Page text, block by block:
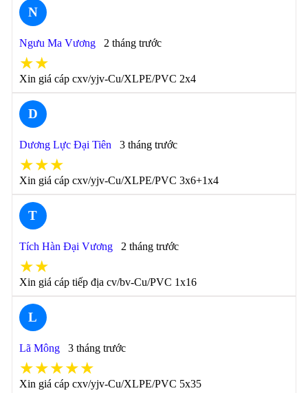
N
Ngưu Ma Vương 2 tháng trước
★★
Xin giá cáp cxv/yjv-Cu/XLPE/PVC 2x4
D
Dương Lực Đại Tiên 3 tháng trước
★★★
Xin giá cáp cxv/yjv-Cu/XLPE/PVC 3x6+1x4
T
Tích Hàn Đại Vương 2 tháng trước
★★
Xin giá cáp tiếp địa cv/bv-Cu/PVC 1x16
L
Lã Mông 3 tháng trước
★★★★★
Xin giá cáp cxv/yjv-Cu/XLPE/PVC 5x35